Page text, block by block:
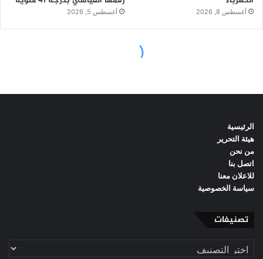
الرئيسية
هيئة التحرير
من نحن
اتصل بنا
للاعلان معنا
سياسة الخصوصية
تصنيفات
تصنيفات